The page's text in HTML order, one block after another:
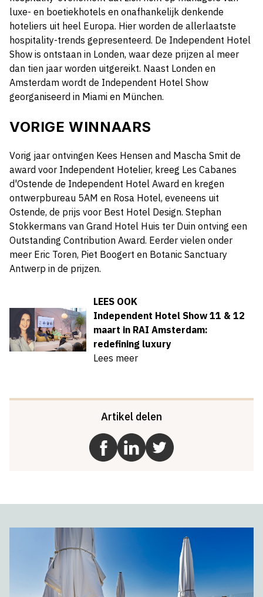
luxe- en boetiekhotels en onafhankelijk denkende
hoteliers uit heel Europa. Hier worden de allerlaatste
hospitality-trends gepresenteerd. De Independent Hotel
Show is ontstaan in Londen, waar deze prijzen al meer
dan tien jaar worden uitgereikt. Naast Londen en
Amsterdam wordt de Independent Hotel Show
georganiseerd in Miami en München.
VORIGE WINNAARS
Vorig jaar ontvingen Kees Hensen and Mascha Smit de
award voor Independent Hotelier, kreeg Les Cabanes
d'Ostende de Independent Hotel Award en kregen
ontwerpbureau 5AM en Rosa Hotel, eveneens uit
Ostende, de prijs voor Best Hotel Design. Stephan
Stokkermans van Grand Hotel Huis ter Duin ontving een
Outstanding Contribution Award. Eerder vielen onder
meer Eric Toren, Piet Boogert en Botanic Sanctuary
Antwerp in de prijzen.
LEES OOK
Independent Hotel Show 11 & 12
maart in RAI Amsterdam:
redefining luxury
Lees meer
Artikel delen